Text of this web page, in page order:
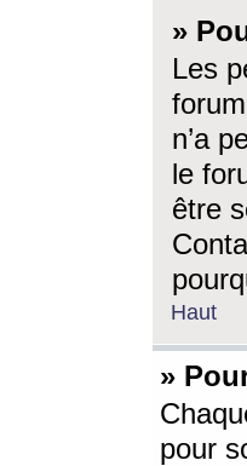
»
Les
n’a
le
être
Haut
»
pour